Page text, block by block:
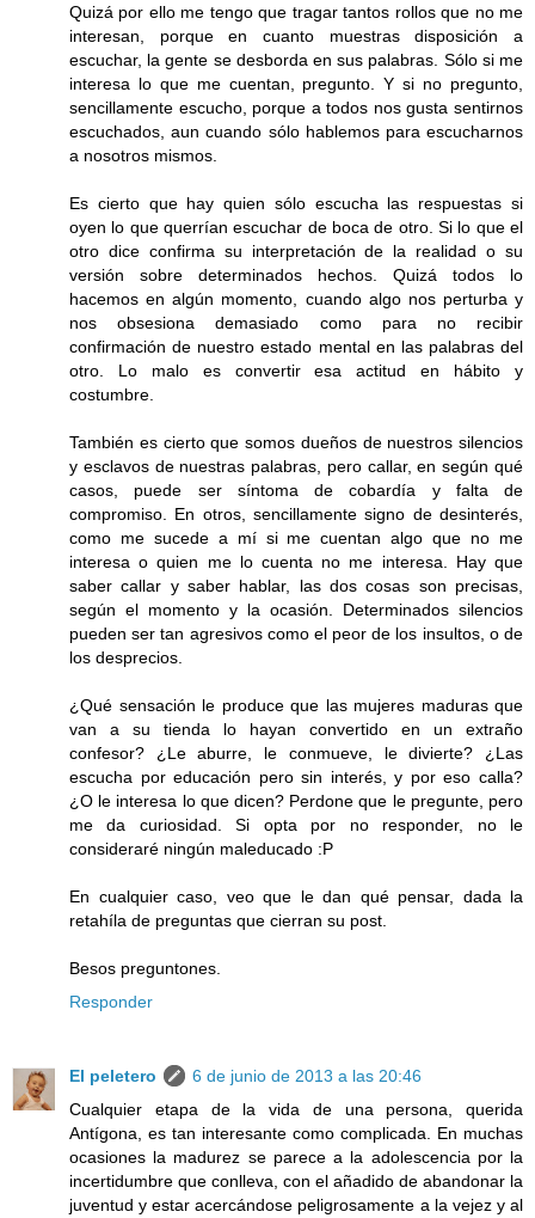
Quizá por ello me tengo que tragar tantos rollos que no me
interesan, porque en cuanto muestras disposición a
escuchar, la gente se desborda en sus palabras. Sólo si me
interesa lo que me cuentan, pregunto. Y si no pregunto,
sencillamente escucho, porque a todos nos gusta sentirnos
escuchados, aun cuando sólo hablemos para escucharnos
a nosotros mismos.
Es cierto que hay quien sólo escucha las respuestas si
oyen lo que querrían escuchar de boca de otro. Si lo que el
otro dice confirma su interpretación de la realidad o su
versión sobre determinados hechos. Quizá todos lo
hacemos en algún momento, cuando algo nos perturba y
nos obsesiona demasiado como para no recibir
confirmación de nuestro estado mental en las palabras del
otro. Lo malo es convertir esa actitud en hábito y
costumbre.
También es cierto que somos dueños de nuestros silencios
y esclavos de nuestras palabras, pero callar, en según qué
casos, puede ser síntoma de cobardía y falta de
compromiso. En otros, sencillamente signo de desinterés,
como me sucede a mí si me cuentan algo que no me
interesa o quien me lo cuenta no me interesa. Hay que
saber callar y saber hablar, las dos cosas son precisas,
según el momento y la ocasión. Determinados silencios
pueden ser tan agresivos como el peor de los insultos, o de
los desprecios.
¿Qué sensación le produce que las mujeres maduras que
van a su tienda lo hayan convertido en un extraño
confesor? ¿Le aburre, le conmueve, le divierte? ¿Las
escucha por educación pero sin interés, y por eso calla?
¿O le interesa lo que dicen? Perdone que le pregunte, pero
me da curiosidad. Si opta por no responder, no le
consideraré ningún maleducado :P
En cualquier caso, veo que le dan qué pensar, dada la
retahíla de preguntas que cierran su post.
Besos preguntones.
Responder
El peletero
6 de junio de 2013 a las 20:46
Cualquier etapa de la vida de una persona, querida
Antígona, es tan interesante como complicada. En muchas
ocasiones la madurez se parece a la adolescencia por la
incertidumbre que conlleva, con el añadido de abandonar la
juventud y estar acercándose peligrosamente a la vejez y al